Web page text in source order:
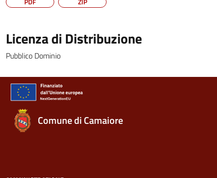
Licenza di Distribuzione
Pubblico Dominio
Comune di Camaiore